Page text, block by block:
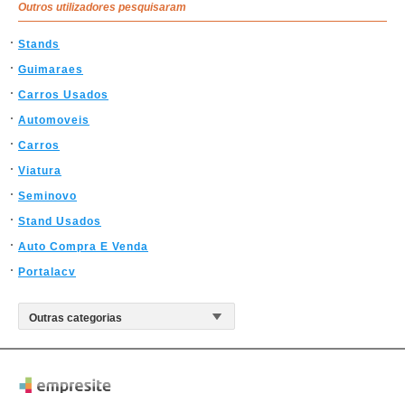
Outros utilizadores pesquisaram
Stands
Guimaraes
Carros Usados
Automoveis
Carros
Viatura
Seminovo
Stand Usados
Auto Compra E Venda
Portalacv